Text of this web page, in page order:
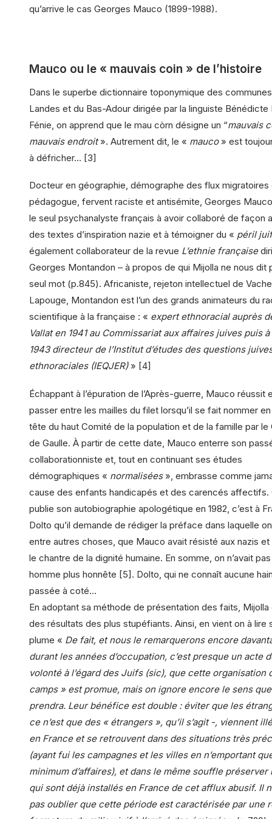
qu’arrive le cas Georges Mauco (1899-1988).
Mauco ou le « mauvais coin » de l’histoire
Dans le superbe dictionnaire toponymique des
Landes et du Bas-Adour dirigée par la linguiste
Fénie, on apprend que le mau còrn désigne un “mauvais
mauvais endroit». Autrement dit, le « mauco» est
à défricher… [3]
Docteur en géographie, démographe des flux migratoires
pédagogue, fervent raciste et antisémite, Georges
le seul psychanalyste français à avoir collaboré de façon
des textes d’inspiration nazie et à témoigner du « péril
également collaborateur de la revue L’ethnie française
Georges Montandon – à propos de qui Mijolla ne nous dit
seul mot (p.845). Africaniste, rejeton intellectuel de
Lapouge, Montandon est l’un des grands animateurs du
scientifique à la française : « expert ethnoracial auprès
Vallat en 1941 au Commissariat aux affaires juives puis
1943 directeur de l’Institut d’études des questions
ethnoraciales (IEQJER)» [4]
Échappant à l’épuration de l’Après-guerre, Mauco réussit
passer entre les mailles du filet lorsqu’il se fait nommer en
tête du haut Comité de la population et de la famille par le
de Gaulle. À partir de cette date, Mauco enterre son
collaborationniste et, tout en continuant ses études
démographiques « normalisées», embrasse comme
cause des enfants handicapés et des carencés affectifs.
publie son autobiographie apologétique en 1982, c’est à
Dolto qu’il demande de rédiger la préface dans laquelle
entre autres choses, que Mauco avait résisté aux nazis et
le chantre de la dignité humaine. En somme, on n’avait
homme plus honnête [5]. Dolto, qui ne connaît aucune
passée à coté…
En adoptant sa méthode de présentation des faits,
des résultats des plus stupéfiants. Ainsi, en vient on à lire
plume « De fait, et nous le remarquerons encore
durant les années d’occupation, c’est presque un acte
volonté à l’égard des Juifs (sic), que cette organisation
camps » est promue, mais on ignore encore le sens
prendra. Leur bénéfice est double : éviter que les
ce n’est que des « étrangers », qu’il s’agit -, viennent
en France et se retrouvent dans des situations très
(ayant fui les campagnes et les villes en n’emportant
minimum d’affaires), et dans le même souffle
qui sont déjà installés en France de cet afflux abusif. Il
pas oublier que cette période est caractérisée par une